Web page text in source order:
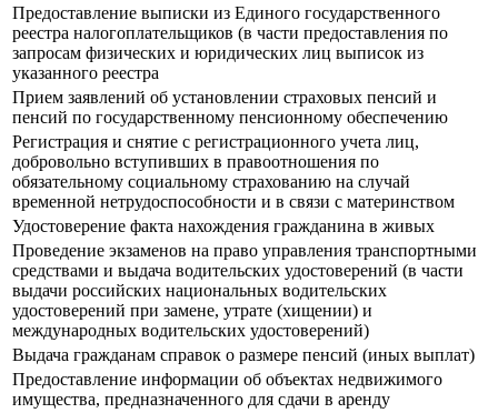
Предоставление выписки из Единого государственного
реестра налогоплательщиков (в части предоставления по
запросам физических и юридических лиц выписок из
указанного реестра
Прием заявлений об установлении страховых пенсий и
пенсий по государственному пенсионному обеспечению
Регистрация и снятие с регистрационного учета лиц,
добровольно вступивших в правоотношения по
обязательному социальному страхованию на случай
временной нетрудоспособности и в связи с материнством
Удостоверение факта нахождения гражданина в живых
Проведение экзаменов на право управления транспортными
средствами и выдача водительских удостоверений (в части
выдачи российских национальных водительских
удостоверений при замене, утрате (хищении) и
международных водительских удостоверений)
Выдача гражданам справок о размере пенсий (иных выплат)
Предоставление информации об объектах недвижимого
имущества, предназначенного для сдачи в аренду